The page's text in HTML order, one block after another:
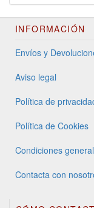
INFORMACIÓN
Envíos y
Aviso legal
Política de
Política de Cookies
Condiciones
Contacta con